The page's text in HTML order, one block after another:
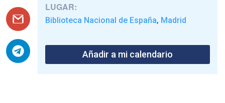
LUGAR:
Biblioteca Nacional de España, Madrid
Añadir a mi calendario